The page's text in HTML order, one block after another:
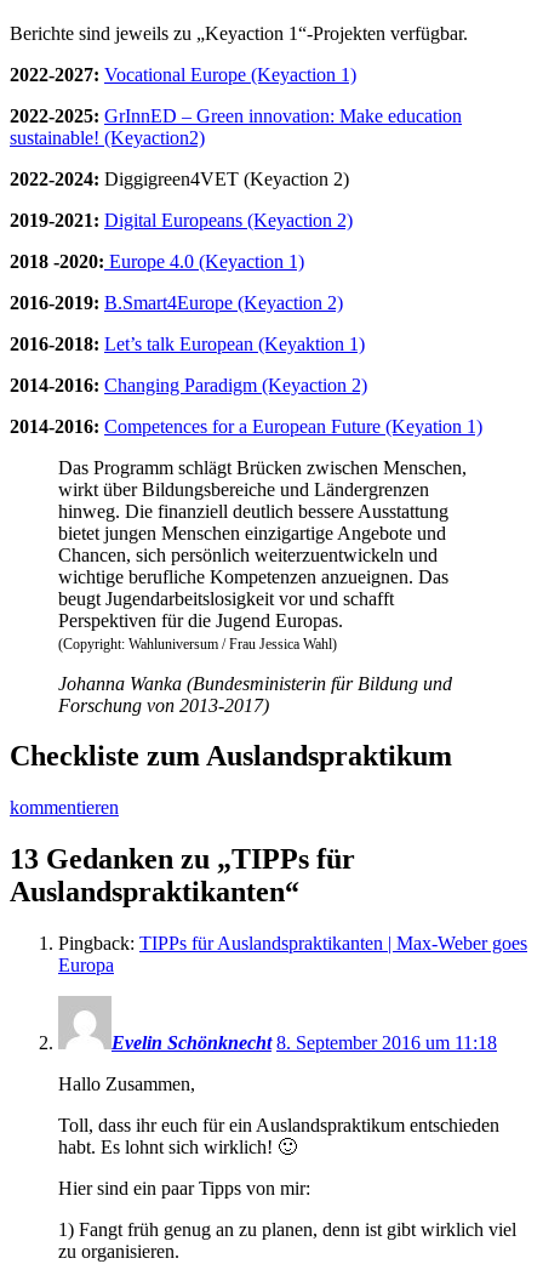
Berichte sind jeweils zu „Keyaction 1“-Projekten verfügbar.
2022-2027: Vocational Europe (Keyaction 1)
2022-2025: GrInnED – Green innovation: Make education
sustainable! (Keyaction2)
2022-2024: Diggigreen4VET (Keyaction 2)
2019-2021: Digital Europeans (Keyaction 2)
2018 -2020: Europe 4.0 (Keyaction 1)
2016-2019: B.Smart4Europe (Keyaction 2)
2016-2018: Let’s talk European (Keyaktion 1)
2014-2016: Changing Paradigm (Keyaction 2)
2014-2016: Competences for a European Future (Keyation 1)
Das Programm schlägt Brücken zwischen Menschen,
wirkt über Bildungsbereiche und Ländergrenzen
hinweg. Die finanziell deutlich bessere Ausstattung
bietet jungen Menschen einzigartige Angebote und
Chancen, sich persönlich weiterzuentwickeln und
wichtige berufliche Kompetenzen anzueignen. Das
beugt Jugendarbeitslosigkeit vor und schafft
Perspektiven für die Jugend Europas.
(Copyright: Wahluniversum / Frau Jessica Wahl)
Johanna Wanka (Bundesministerin für Bildung und
Forschung von 2013-2017)
Checkliste zum Auslandspraktikum
kommentieren
13 Gedanken zu „TIPPs für
Auslandspraktikanten“
Pingback: TIPPs für Auslandspraktikanten | Max-Weber goes
Europa
Evelin Schönknecht 8. September 2016 um 11:18
Hallo Zusammen,
Toll, dass ihr euch für ein Auslandspraktikum entschieden
habt. Es lohnt sich wirklich! 🙂
Hier sind ein paar Tipps von mir:
1) Fangt früh genug an zu planen, denn ist gibt wirklich viel
zu organisieren.